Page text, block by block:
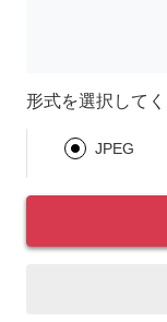
形式を選択して
JPEG